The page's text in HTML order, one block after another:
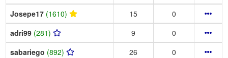
Josepe17 (1610) 15
0
adri99 (281) 9
0
sabariego (892) 26
0